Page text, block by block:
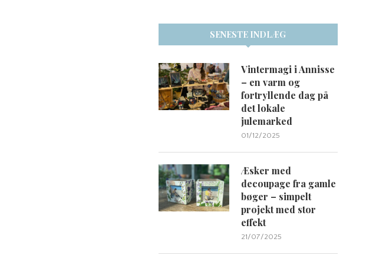
SENESTE INDLÆG
Vintermagi i Annisse
– en varm og
fortryllende dag på
det lokale
julemarked
01/12/2025
Æsker med
decoupage fra gamle
bøger – simpelt
projekt med stor
effekt
21/07/2025